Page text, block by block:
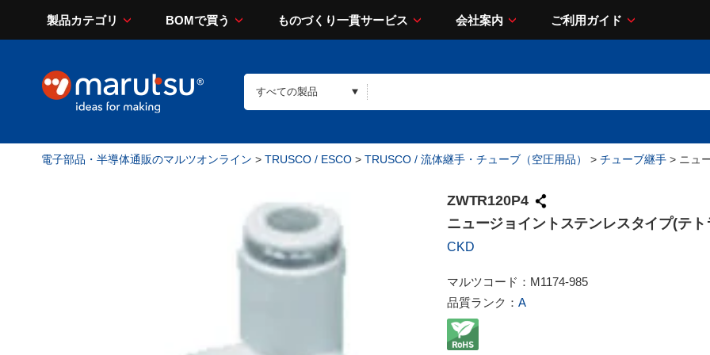
製品カテゴリ BOMで買う ものづくり一貫サービス 会社案内 ご利用ガイド
電子部品・半導体通販のマルツオンライン > TRUSCO / ESCO > TRUSCO / 流体継手・チューブ（空圧用品） > チューブ継手 > ニュ
ZWTR120P4
ニュージョイントステンレスタイプ(テト
CKD
マルツコード： M1174-985
品質ランク： A